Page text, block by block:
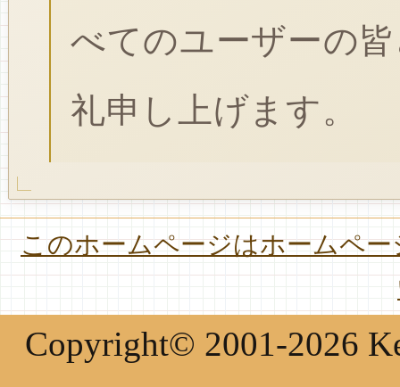
べてのユーザーの
礼申し上げます。
このホームページはホームペ
Copyright© 2001-2026